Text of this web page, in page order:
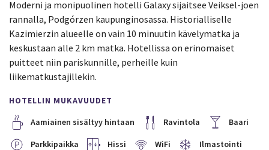
Moderni ja monipuolinen hotelli Galaxy sijaitsee Veiksel-joen
rannalla, Podgórzen kaupunginosassa. Historialliselle
Kazimierzin alueelle on vain 10 minuutin kävelymatka ja
keskustaan alle 2 km matka. Hotellissa on erinomaiset
puitteet niin pariskunnille, perheille kuin
liikematkustajillekin.
HOTELLIN MUKAVUUDET
Aamiainen sisältyy hintaan
Ravintola Baari
Parkkipaikka Hissi WiFi Ilmastointi